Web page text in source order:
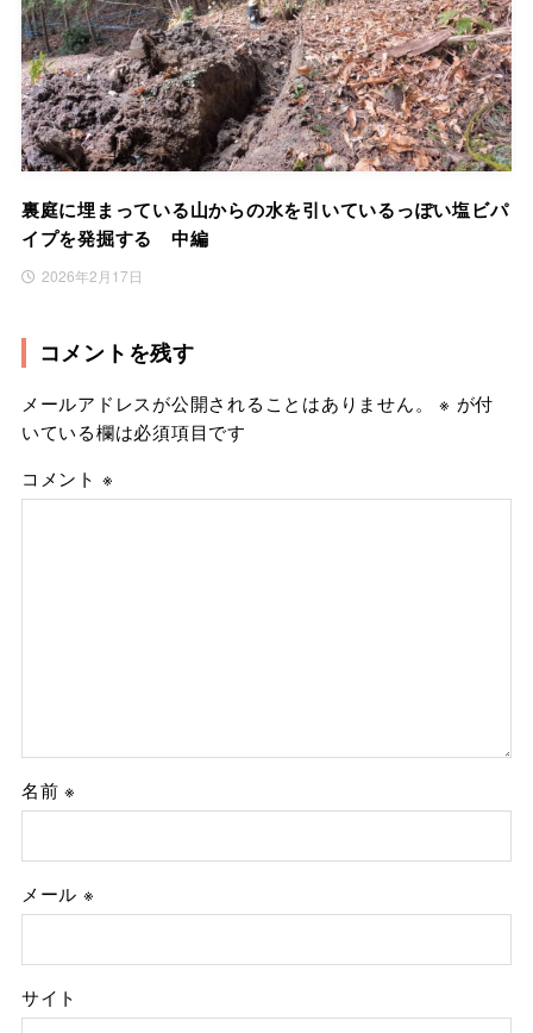
裏庭に埋まっている山からの水を引いているっぽい塩ビパ
イプを発掘する 中編
2026年2月17日
コメントを残す
メールアドレスが公開されることはありません。 ※ が付
いている欄は必須項目です
コメント ※
名前※
メール ※
サイト